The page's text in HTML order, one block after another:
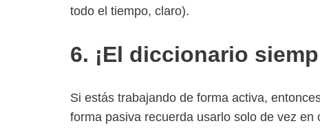
todo el tiempo, claro).
6. ¡El diccionario
Si estás trabajando de forma activa,
forma pasiva recuerda usarlo solo de vez